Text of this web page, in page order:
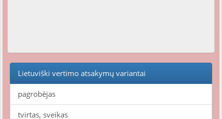
Lietuviški vertimo atsakymų variantai
pagrobėjas
tvirtas, sveikas